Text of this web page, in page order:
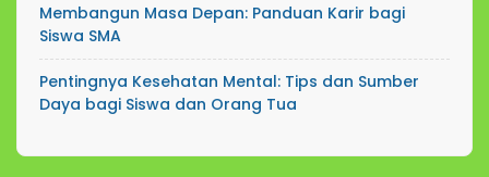
Membangun Masa Depan: Panduan Karir bagi
Siswa SMA
Pentingnya Kesehatan Mental: Tips dan Sumber
Daya bagi Siswa dan Orang Tua